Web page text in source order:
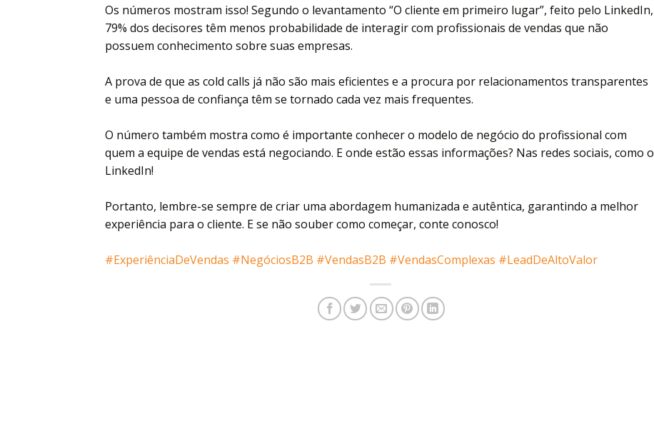
Os números mostram isso! Segundo o levantamento “O cliente em primeiro lugar”, feito pelo LinkedIn,
79% dos decisores têm menos probabilidade de interagir com profissionais de vendas que não
possuem conhecimento sobre suas empresas.
A prova de que as cold calls já não são mais eficientes e a procura por relacionamentos transparentes
e uma pessoa de confiança têm se tornado cada vez mais frequentes.
O número também mostra como é importante conhecer o modelo de negócio do profissional com
quem a equipe de vendas está negociando. E onde estão essas informações? Nas redes sociais, como o
LinkedIn!
Portanto, lembre-se sempre de criar uma abordagem humanizada e autêntica, garantindo a melhor
experiência para o cliente. E se não souber como começar, conte conosco!
#ExperiênciaDeVendas #NegóciosB2B #VendasB2B #VendasComplexas #LeadDeAltoValor